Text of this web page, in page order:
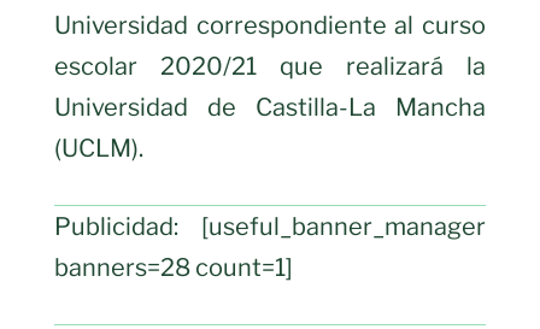
Universidad correspondiente al curso
escolar 2020/21 que realizará la
Universidad de Castilla-La Mancha
(UCLM).
Publicidad: [useful_banner_manager
banners=28 count=1]